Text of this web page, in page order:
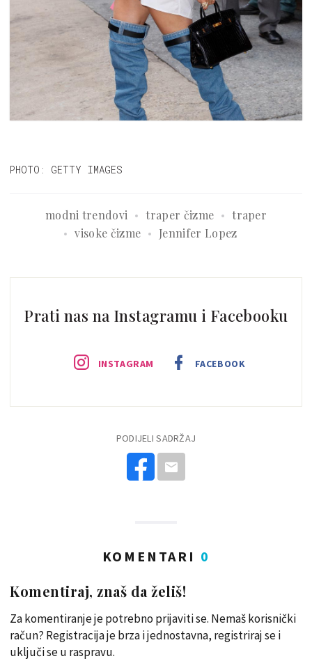
PHOTO: GETTY IMAGES
modni trendovi traper čizme
traper
visoke čizme
Jennifer Lopez
Prati nas na Instagramu i Facebooku
INSTAGRAM FACEBOOK
PODIJELI SADRŽAJ
KOMENTARI 0
Komentiraj, znaš da želiš!
Za komentiranje je potrebno prijaviti se. Nemaš korisnički
račun? Registracija je brza i jednostavna, registriraj se i
uključi se u raspravu.